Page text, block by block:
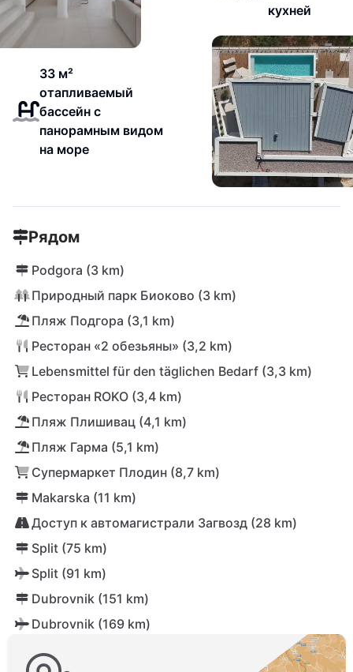
кухней
33 м²
отапливаемый
бассейн с
панорамным видом
на море
Рядом
Podgora (3 km)
Природный парк Биоково (3 km)
Пляж Подгора (3,1 km)
Ресторан «2 обезьяны» (3,2 km)
Lebensmittel für den täglichen Bedarf (3,3 km)
Ресторан ROKO (3,4 km)
Пляж Плишивац (4,1 km)
Пляж Гарма (5,1 km)
Супермаркет Плодин (8,7 km)
Makarska (11 km)
Доступ к автомагистрали Загвозд (28 km)
Split (75 km)
Split (91 km)
Dubrovnik (151 km)
Dubrovnik (169 km)